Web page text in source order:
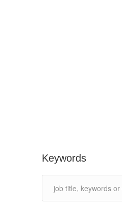
Keywords